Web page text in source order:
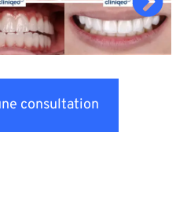
consultation